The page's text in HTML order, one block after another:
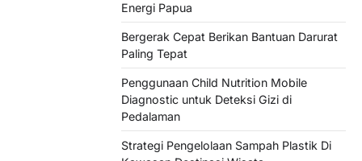
Energi Papua
Bergerak Cepat Berikan Bantuan Darurat
Paling Tepat
Penggunaan Child Nutrition Mobile
Diagnostic untuk Deteksi Gizi di
Pedalaman
Strategi Pengelolaan Sampah Plastik Di